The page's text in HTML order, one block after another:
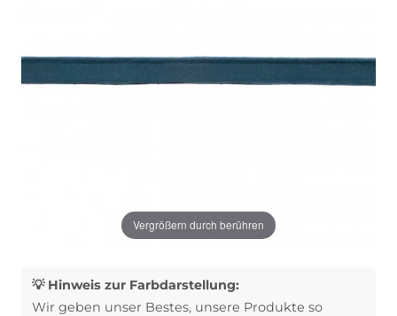
Vergrößern durch berühren
💡 Hinweis zur Farbdarstellung:
Wir geben unser Bestes, unsere Produkte so